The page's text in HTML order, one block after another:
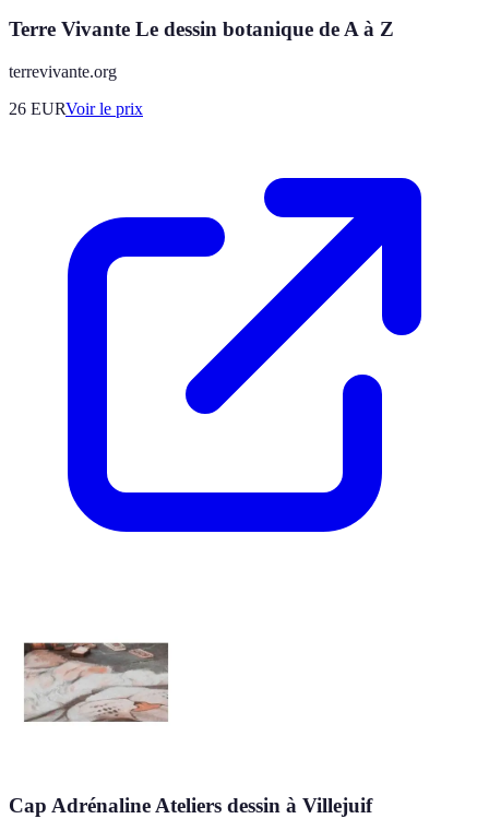
Terre Vivante Le dessin botanique de A à Z
terrevivante.org
26 EURVoir le prix
Cap Adrénaline Ateliers dessin à Villejuif